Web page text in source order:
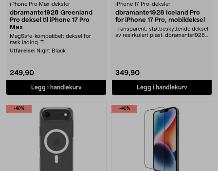
iPhone Pro Max-deksler
dbramante1928 Greenland
Pro deksel til iPhone 17 Pro
Max
MagSafe-kompatibelt deksel for
rask lading. T....
Utførelse: Night Black
249,90
Legg i handlekurv
iPhone 17 Pro-deksler
dbramante1928 Iceland Pro
for iPhone 17 Pro, mobildeksel
Transparent, støtbeskyttende deksel
av resirkulert plast. dbramante1928
349,90
Legg i handlekurv
-40% -40%